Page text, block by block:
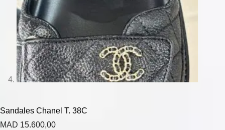
Sandales Chanel T. 38C
MAD 15.600,00